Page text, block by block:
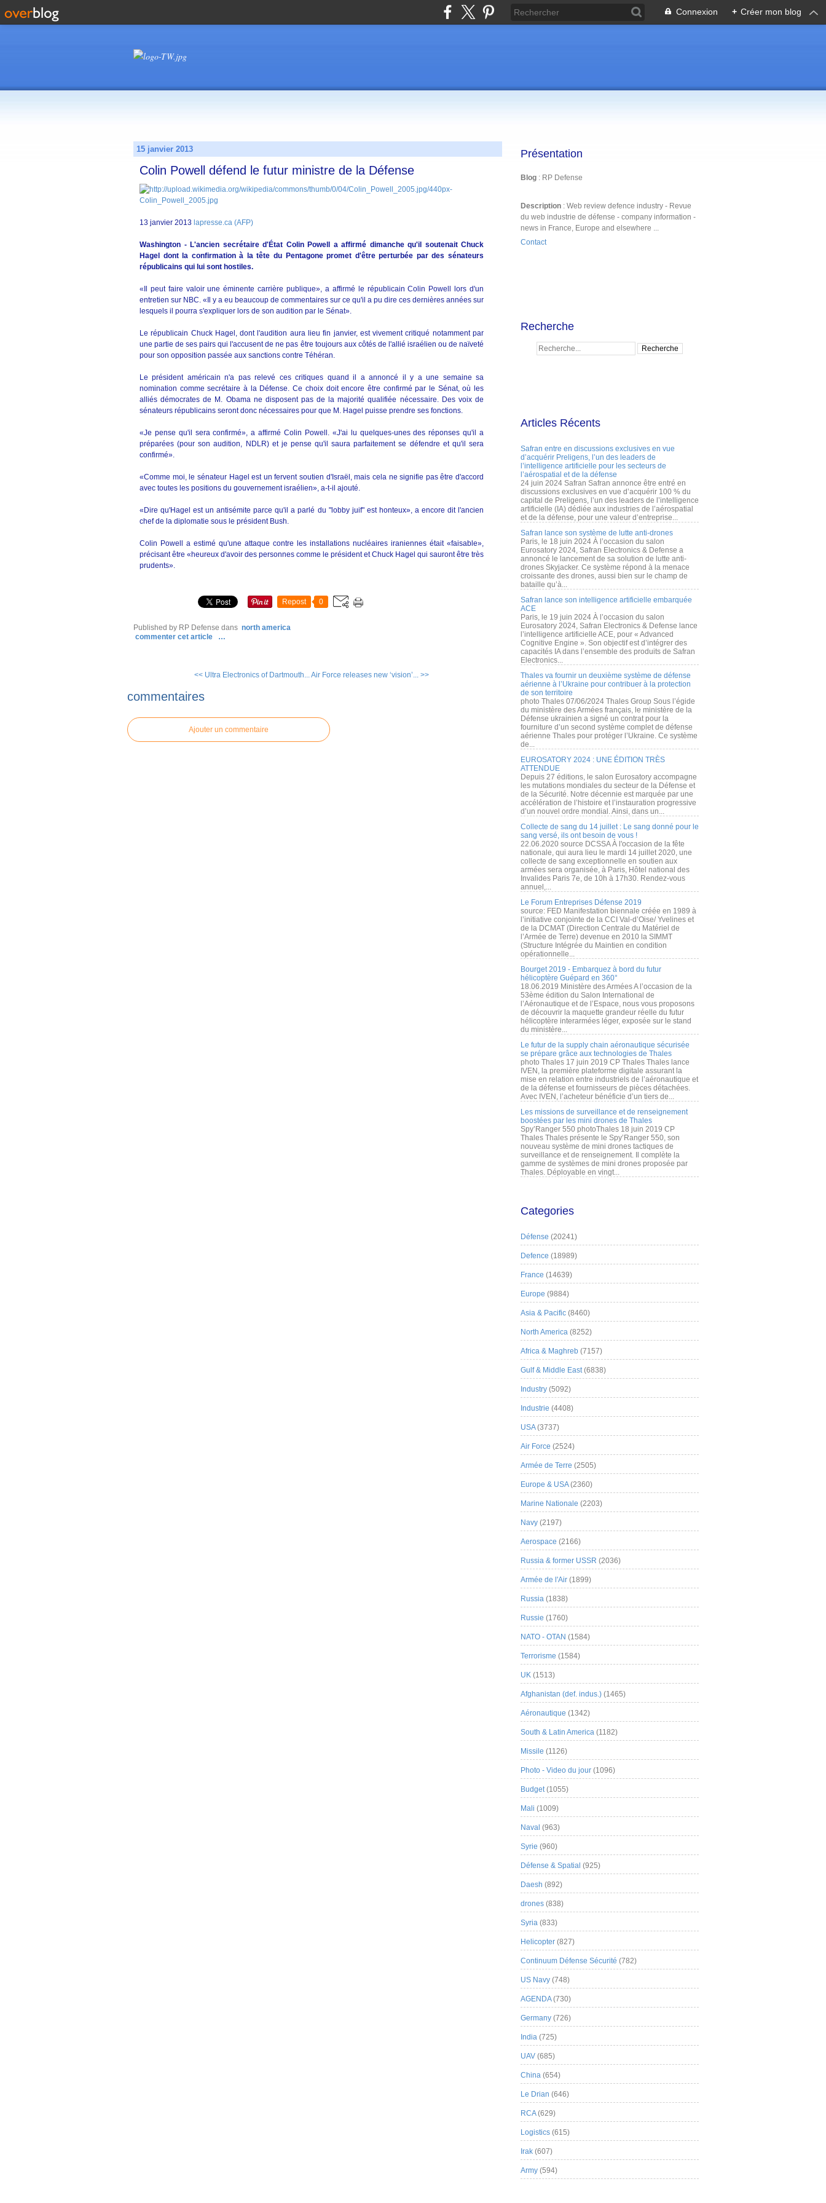
Connexion + Créer mon blog
15 janvier 2013
Colin Powell défend le futur ministre de la Défense
13 janvier 2013 lapresse.ca (AFP)
Washington - L'ancien secrétaire d'État Colin Powell a affirmé dimanche qu'il soutenait Chuck
Hagel dont la confirmation à la tête du Pentagone promet d'être perturbée par des sénateurs
républicains qui lui sont hostiles.
«Il peut faire valoir une éminente carrière publique», a affirmé le républicain Colin Powell lors d'un
entretien sur NBC. «Il y a eu beaucoup de commentaires sur ce qu'il a pu dire ces dernières années sur
lesquels il pourra s'expliquer lors de son audition par le Sénat».
Le républicain Chuck Hagel, dont l'audition aura lieu fin janvier, est vivement critiqué notamment par
une partie de ses pairs qui l'accusent de ne pas être toujours aux côtés de l'allié israélien ou de naïveté
pour son opposition passée aux sanctions contre Téhéran.
Le président américain n'a pas relevé ces critiques quand il a annoncé il y a une semaine sa
nomination comme secrétaire à la Défense. Ce choix doit encore être confirmé par le Sénat, où les
alliés démocrates de M. Obama ne disposent pas de la majorité qualifiée nécessaire. Des voix de
sénateurs républicains seront donc nécessaires pour que M. Hagel puisse prendre ses fonctions.
«Je pense qu'il sera confirmé», a affirmé Colin Powell. «J'ai lu quelques-unes des réponses qu'il a
préparées (pour son audition, NDLR) et je pense qu'il saura parfaitement se défendre et qu'il sera
confirmé».
«Comme moi, le sénateur Hagel est un fervent soutien d'Israël, mais cela ne signifie pas être d'accord
avec toutes les positions du gouvernement israélien», a-t-il ajouté.
«Dire qu'Hagel est un antisémite parce qu'il a parlé du "lobby juif" est honteux», a encore dit l'ancien
chef de la diplomatie sous le président Bush.
Colin Powell a estimé qu'une attaque contre les installations nucléaires iraniennes était «faisable»,
précisant être «heureux d'avoir des personnes comme le président et Chuck Hagel qui sauront être très
prudents».
Repost 0
Published by RP Defense dans north america
commenter cet article
…
<< Ultra Electronics of Dartmouth...Air Force releases new ‘vision’... >>
commentaires
Ajouter un commentaire
Présentation
Blog : RP Defense
Description : Web review defence industry - Revue
du web industrie de défense - company information -
news in France, Europe and elsewhere ...
Contact
Recherche
Articles Récents
Safran entre en discussions exclusives en vue
d’acquérir Preligens, l’un des leaders de
l’intelligence artificielle pour les secteurs de
l’aérospatial et de la défense
24 juin 2024 Safran Safran annonce être entré en
discussions exclusives en vue d’acquérir 100 % du
capital de Preligens, l’un des leaders de l’intelligence
artificielle (IA) dédiée aux industries de l’aérospatial
et de la défense, pour une valeur d’entreprise...
Safran lance son système de lutte anti-drones
Paris, le 18 juin 2024 À l’occasion du salon
Eurosatory 2024, Safran Electronics & Defense a
annoncé le lancement de sa solution de lutte anti-
drones Skyjacker. Ce système répond à la menace
croissante des drones, aussi bien sur le champ de
bataille qu’à...
Safran lance son intelligence artificielle embarquée
ACE
Paris, le 19 juin 2024 À l’occasion du salon
Eurosatory 2024, Safran Electronics & Defense lance
l’intelligence artificielle ACE, pour « Advanced
Cognitive Engine ». Son objectif est d’intégrer des
capacités IA dans l’ensemble des produits de Safran
Electronics...
Thales va fournir un deuxième système de défense
aérienne à l’Ukraine pour contribuer à la protection
de son territoire
photo Thales 07/06/2024 Thales Group Sous l’égide
du ministère des Armées français, le ministère de la
Défense ukrainien a signé un contrat pour la
fourniture d’un second système complet de défense
aérienne Thales pour protéger l’Ukraine. Ce système
de...
EUROSATORY 2024 : UNE ÉDITION TRÈS
ATTENDUE
Depuis 27 éditions, le salon Eurosatory accompagne
les mutations mondiales du secteur de la Défense et
de la Sécurité. Notre décennie est marquée par une
accélération de l’histoire et l’instauration progressive
d’un nouvel ordre mondial. Ainsi, dans un...
Collecte de sang du 14 juillet : Le sang donné pour le
sang versé, ils ont besoin de vous !
22.06.2020 source DCSSA À l'occasion de la fête
nationale, qui aura lieu le mardi 14 juillet 2020, une
collecte de sang exceptionnelle en soutien aux
armées sera organisée, à Paris, Hôtel national des
Invalides Paris 7e, de 10h à 17h30. Rendez-vous
annuel,...
Le Forum Entreprises Défense 2019
source: FED Manifestation biennale créée en 1989 à
l’initiative conjointe de la CCI Val-d’Oise/ Yvelines et
de la DCMAT (Direction Centrale du Matériel de
l’Armée de Terre) devenue en 2010 la SIMMT
(Structure Intégrée du Maintien en condition
opérationnelle...
Bourget 2019 - Embarquez à bord du futur
hélicoptère Guépard en 360°
18.06.2019 Ministère des Armées A l’occasion de la
53ème édition du Salon International de
l’Aéronautique et de l’Espace, nous vous proposons
de découvrir la maquette grandeur réelle du futur
hélicoptère interarmées léger, exposée sur le stand
du ministère...
Le futur de la supply chain aéronautique sécurisée
se prépare grâce aux technologies de Thales
photo Thales 17 juin 2019 CP Thales Thales lance
IVEN, la première plateforme digitale assurant la
mise en relation entre industriels de l’aéronautique et
de la défense et fournisseurs de pièces détachées.
Avec IVEN, l’acheteur bénéficie d’un tiers de...
Les missions de surveillance et de renseignement
boostées par les mini drones de Thales
Spy’Ranger 550 photoThales 18 juin 2019 CP
Thales Thales présente le Spy’Ranger 550, son
nouveau système de mini drones tactiques de
surveillance et de renseignement. Il complète la
gamme de systèmes de mini drones proposée par
Thales. Déployable en vingt...
Categories
Défense (20241)
Defence (18989)
France (14639)
Europe (9884)
Asia & Pacific (8460)
North America (8252)
Africa & Maghreb (7157)
Gulf & Middle East(6838)
Industry (5092)
Industrie (4408)
USA(3737)
Air Force (2524)
Armée de Terre (2505)
Europe & USA(2360)
Marine Nationale (2203)
Navy (2197)
Aerospace (2166)
Russia & former USSR (2036)
Armée de l'Air (1899)
Russia (1838)
Russie (1760)
NATO - OTAN (1584)
Terrorisme (1584)
UK (1513)
Afghanistan (def. indus.) (1465)
Aéronautique (1342)
South & Latin America (1182)
Missile (1126)
Photo - Video du jour (1096)
Budget(1055)
Mali (1009)
Naval (963)
Syrie (960)
Défense & Spatial (925)
Daesh (892)
drones (838)
Syria (833)
Helicopter (827)
Continuum Défense Sécurité (782)
US Navy (748)
AGENDA(730)
Germany (726)
India (725)
UAV (685)
China (654)
Le Drian (646)
RCA(629)
Logistics (615)
Irak (607)
Army (594)